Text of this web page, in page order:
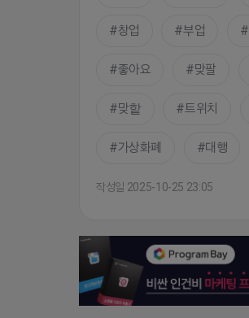
창업 부업
좋아요 맞팔
맞핱 트위치
가상화폐 대행
작성일 2025-10-25 23:05